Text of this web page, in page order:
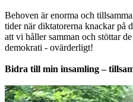
Behoven är enorma och
tider när diktatorerna knackar på
att vi håller samman och stöttar
demokrati - ovärderligt!
Bidra till min insamling –